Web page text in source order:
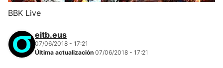
BBK Live
eitb.eus
07/06/2018 - 17:21
Última actualización 07/06/2018 - 17:21